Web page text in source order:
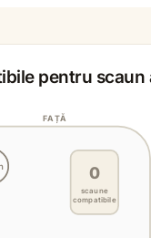
pentru scaun
FAȚĂ
0
scaune
compatibile